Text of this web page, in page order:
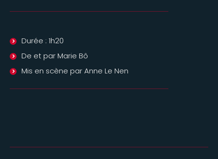
Durée : 1h20
De et par Marie Bô
Mis en scène par Anne Le Nen